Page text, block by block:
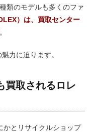
類のモデルも多くのファ
）は、買取センター
。
力に迫ります。
買取されるロレ
かとリサイクルショップ